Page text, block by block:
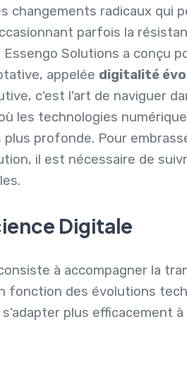
changements radicaux qui
parfois la
Essengo Solutions a conçu
appelée digitalité
c'est l'art de naviguer
les technologies
profonde. Pour
il est nécessaire de
Digitale
à accompagner la
fonction des évolutions
plus efficacement